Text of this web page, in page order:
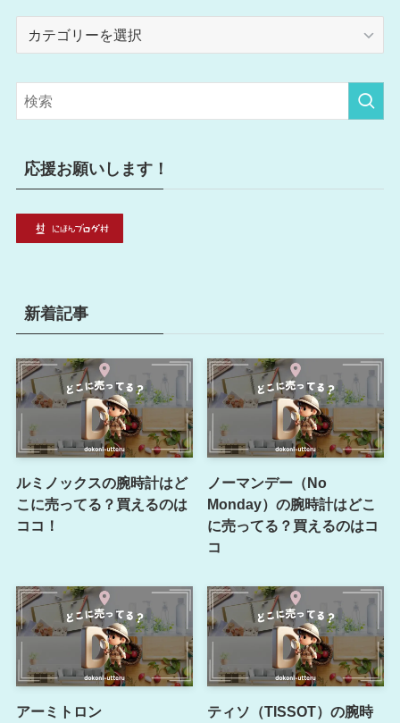
リ
ー
応援お願いします！
新着記事
ルミノックスの腕時計はど
こに売ってる？買えるのは
ココ！
ノーマンデー（No
Monday）の腕時計はどこ
に売ってる？買えるのはコ
コ
アーミトロン
ティソ（TISSOT）の腕時